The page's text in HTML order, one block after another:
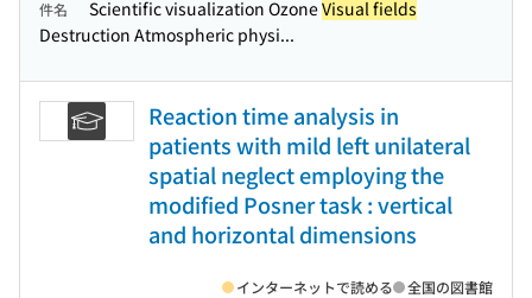
件名 Scientific visualization OzoneVisual fields
Destruction Atmospheric physi...
Reaction time analysis in
patients with mild left unilateral
spatial neglect employing the
modified Posner task : vertical
and horizontal dimensions
インターネットで読める 全国の図書館